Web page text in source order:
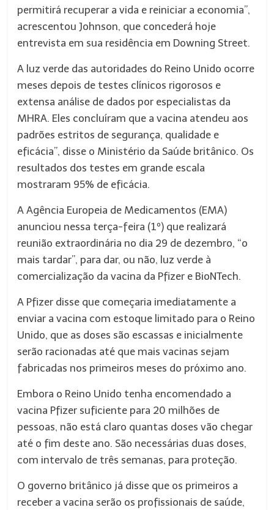
permitirá recuperar a vida e reiniciar a economia”,
acrescentou Johnson, que concederá hoje
entrevista em sua residência em Downing Street.
A luz verde das autoridades do Reino Unido ocorre
meses depois de testes clínicos rigorosos e
extensa análise de dados por especialistas da
MHRA. Eles concluíram que a vacina atendeu aos
padrões estritos de segurança, qualidade e
eficácia”, disse o Ministério da Saúde britânico. Os
resultados dos testes em grande escala
mostraram 95% de eficácia.
A Agência Europeia de Medicamentos (EMA)
anunciou nessa terça-feira (1º) que realizará
reunião extraordinária no dia 29 de dezembro, “o
mais tardar”, para dar, ou não, luz verde à
comercialização da vacina da Pfizer e BioNTech.
A Pfizer disse que começaria imediatamente a
enviar a vacina com estoque limitado para o Reino
Unido, que as doses são escassas e inicialmente
serão racionadas até que mais vacinas sejam
fabricadas nos primeiros meses do próximo ano.
Embora o Reino Unido tenha encomendado a
vacina Pfizer suficiente para 20 milhões de
pessoas, não está claro quantas doses vão chegar
até o fim deste ano. São necessárias duas doses,
com intervalo de três semanas, para proteção.
O governo britânico já disse que os primeiros a
receber a vacina serão os profissionais de saúde,